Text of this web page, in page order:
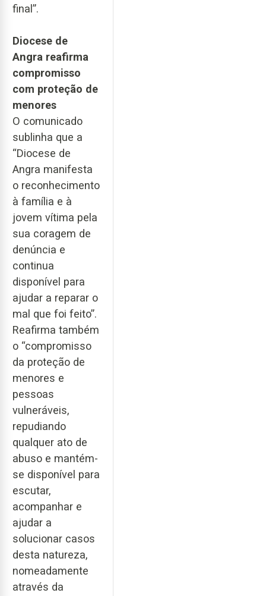
final”.
Diocese de
Angra reafirma
compromisso
com proteção de
menores
O comunicado
sublinha que a
“Diocese de
Angra manifesta
o reconhecimento
à família e à
jovem vítima pela
sua coragem de
denúncia e
continua
disponível para
ajudar a reparar o
mal que foi feito”.
Reafirma também
o “compromisso
da proteção de
menores e
pessoas
vulneráveis,
repudiando
qualquer ato de
abuso e mantém-
se disponível para
escutar,
acompanhar e
ajudar a
solucionar casos
desta natureza,
nomeadamente
através da